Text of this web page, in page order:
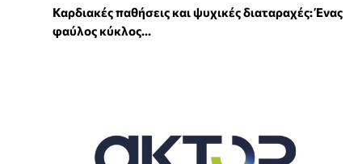
Καρδιακές παθήσεις και ψυχικές διαταραχές: Ένας
φαύλος κύκλος...